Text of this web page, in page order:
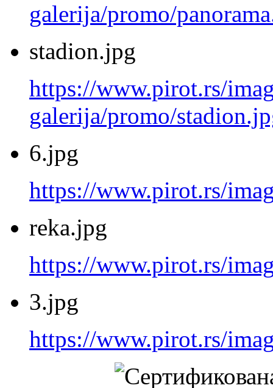
galerija/promo/
stadion.jpg
https://www.pirot.rs/
galerija/promo/
6.jpg
https://www.pirot.rs/
reka.jpg
https://www.pirot.rs/
3.jpg
https://www.pirot.rs/